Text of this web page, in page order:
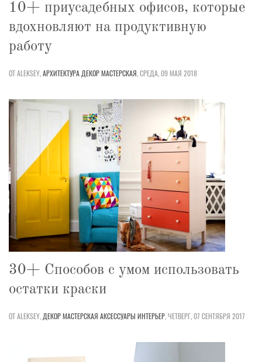
10+ приусадебных офисов, которые
вдохновляют на продуктивную
работу
ОТ ALEKSEY,АРХИТЕКТУРА ДЕКОРМАСТЕРСКАЯ,СРЕДА, 09 МАЯ 2018
30+ Способов с умом использовать
остатки краски
ОТ ALEKSEY, ДЕКОРМАСТЕРСКАЯ АКСЕССУАРЫ ИНТЕРЬЕР,ЧЕТВЕРГ, 07 СЕНТЯБРЯ 2017